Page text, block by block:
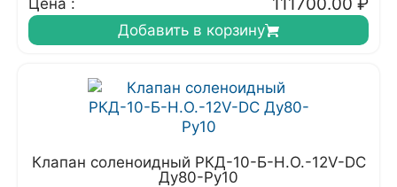
Цена :
Добавить в корзину
Клапан соленоидный РКД-10-Б-Н.О.-12V-DC
Ду80-Ру10